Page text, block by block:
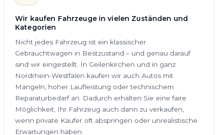
Wir kaufen Fahrzeuge in vielen Zuständen und
Kategorien
Nicht jedes Fahrzeug ist ein klassischer
Gebrauchtwagen in Bestzustand – und genau darauf
sind wir eingestellt. In Geilenkirchen und in ganz
Nordrhein-Westfalen kaufen wir auch Autos mit
Mängeln, hoher Laufleistung oder technischem
Reparaturbedarf an. Dadurch erhalten Sie eine faire
Möglichkeit, Ihr Fahrzeug auch dann zu verkaufen,
wenn private Käufer oft abspringen oder unrealistische
Erwartungen haben.